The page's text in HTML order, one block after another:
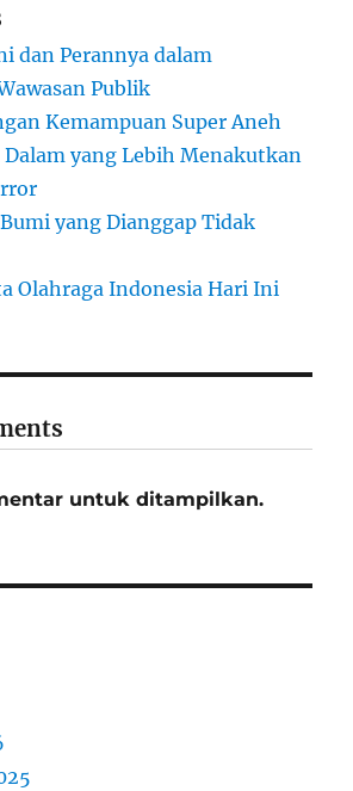
dan Perannya dalam
Publik
Kemampuan Super Aneh
Dalam yang Lebih Menakutkan
yang Dianggap Tidak
Olahraga Indonesia Hari Ini
untuk ditampilkan.